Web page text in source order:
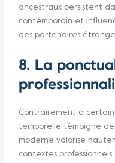
ancestraux persistent
contemporain et
des partenaires
8. La
Contrairement à
temporelle témoigne
moderne valorise
contextes